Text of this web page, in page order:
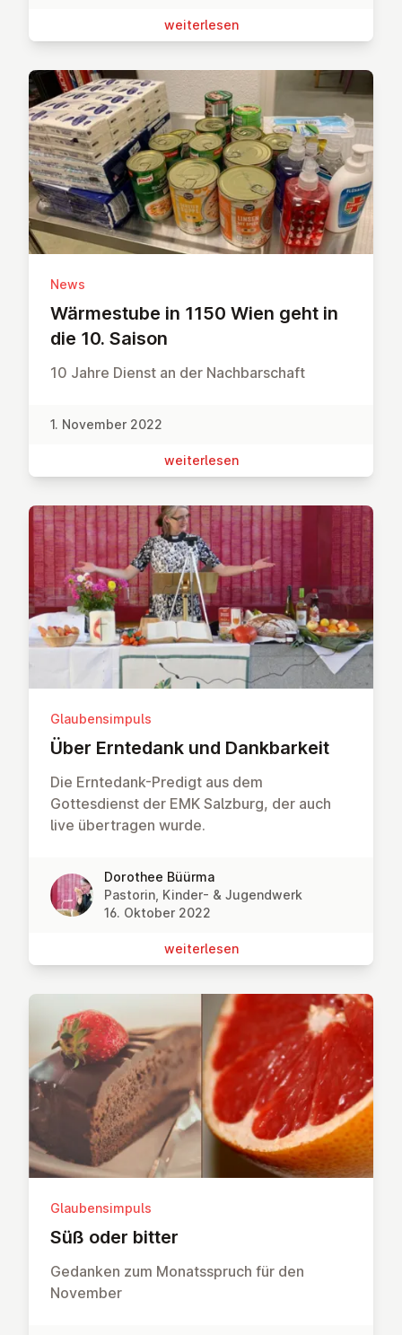
wei­ter­le­sen
News
Wär­me­stu­be in 1150 Wien geht in
die 10. Saison
10 Jahre Dienst an der Nachbarschaft
1. November 2022
wei­ter­le­sen
Glaubensimpuls
Über Erntedank und Dank­bar­keit
Die Erntedank-Predigt aus dem
Gottesdienst der EMK Salzburg, der auch
live übertragen wurde.
Dorothee Büürma
Pastorin, Kinder- & Jugendwerk
16. Oktober 2022
wei­ter­le­sen
Glaubensimpuls
Süß oder bitter
Gedanken zum Monatsspruch für den
November